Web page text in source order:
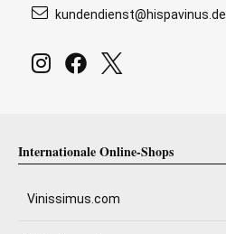
kundendienst@hispavinus.de
Internationale Online-Shops
Vinissimus.com